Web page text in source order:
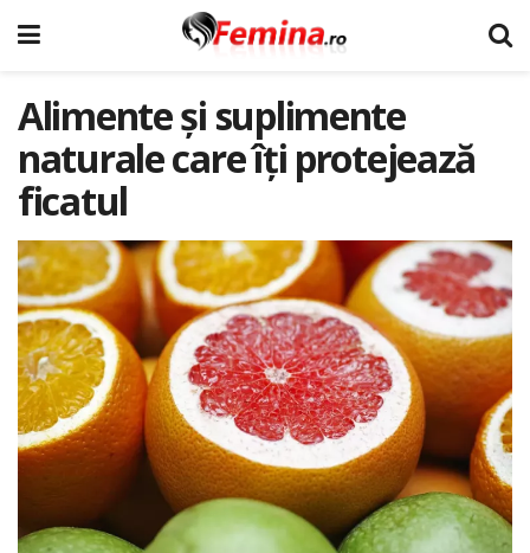
Alimente și suplimente
naturale care îți protejează
ficatul